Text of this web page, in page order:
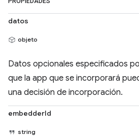
datos
objeto
Datos opcionales especificados
que la app que se incorporará
una decisión de incorporación.
embedderId
string